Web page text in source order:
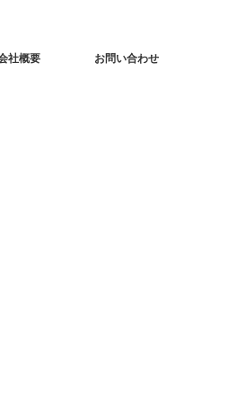
社概要 お問い合わせ